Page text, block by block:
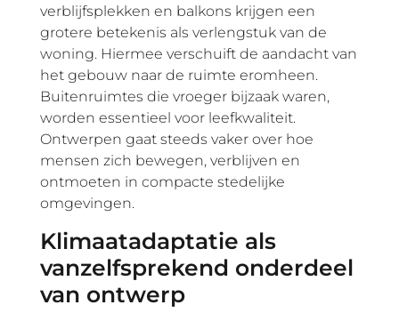
verblijfsplekken en balkons krijgen een
grotere betekenis als verlengstuk van de
woning. Hiermee verschuift de aandacht van
het gebouw naar de ruimte eromheen.
Buitenruimtes die vroeger bijzaak waren,
worden essentieel voor leefkwaliteit.
Ontwerpen gaat steeds vaker over hoe
mensen zich bewegen, verblijven en
ontmoeten in compacte stedelijke
omgevingen.
Klimaatadaptatie als
vanzelfsprekend onderdeel
van ontwerp